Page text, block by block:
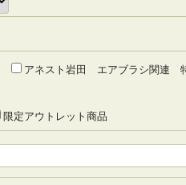
アネスト岩田 エアブラシ関連
限定アウトレット商品